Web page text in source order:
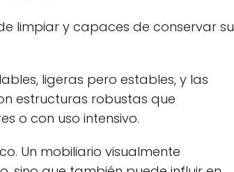
limpiar y capaces de conservar su
ligeras pero estables, y las
estructuras robustas que
o con uso intensivo.
Un mobiliario visualmente